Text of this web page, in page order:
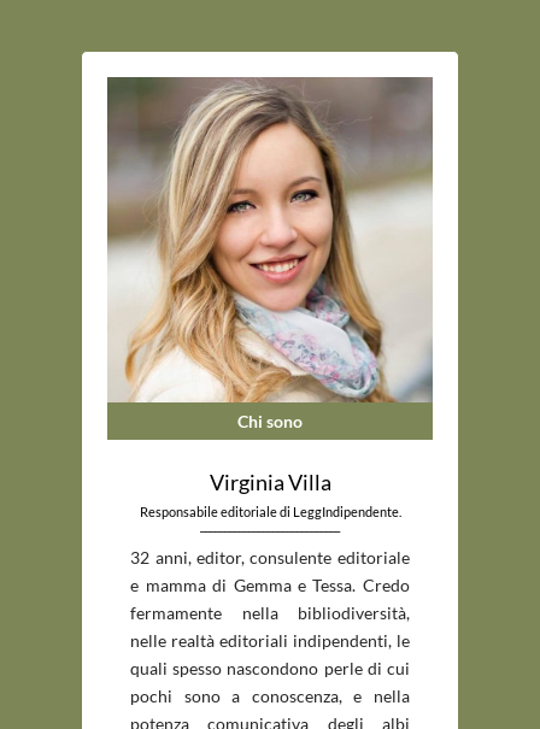
Chi sono
Virginia Villa
Responsabile editoriale di LeggIndipendente.
_____________________________
32 anni, editor, consulente editoriale
e mamma di Gemma e Tessa. Credo
fermamente nella bibliodiversità,
nelle realtà editoriali indipendenti, le
quali spesso nascondono perle di cui
pochi sono a conoscenza, e nella
potenza comunicativa degli albi